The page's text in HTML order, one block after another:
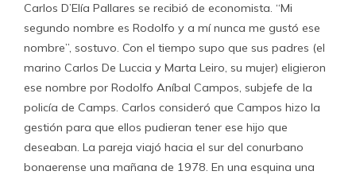
Carlos D’Elía Pallares se recibió de economista. “Mi
segundo nombre es Rodolfo y a mí nunca me gustó ese
nombre”, sostuvo. Con el tiempo supo que sus padres (el
marino Carlos De Luccia y Marta Leiro, su mujer) eligieron
ese nombre por Rodolfo Aníbal Campos, subjefe de la
policía de Camps. Carlos consideró que Campos hizo la
gestión para que ellos pudieran tener ese hijo que
deseaban. La pareja viajó hacia el sur del conurbano
bonaerense una mañana de 1978. En una esquina una